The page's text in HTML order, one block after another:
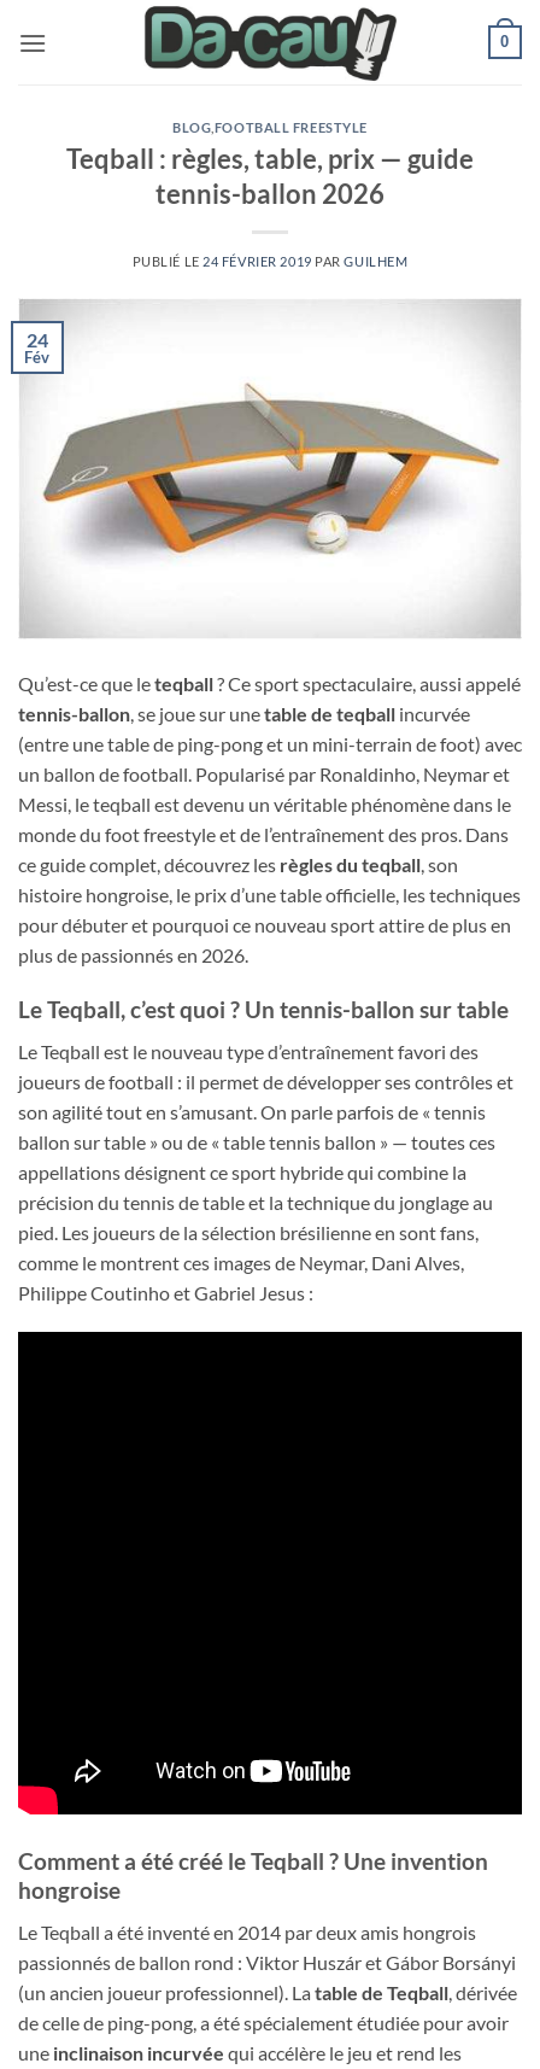
0
BLOG FOOTBALL FREESTYLE
Teqball : règles, table, prix — guide
tennis-ballon 2026
PUBLIÉ LE 24 FÉVRIER 2019 PARGUILHEM
24
Fév
Qu’est-ce que leteqball? Ce sport spectaculaire, aussi appelé
tennis-ballon, se joue sur unetable de teqball incurvée
(entre une table de ping-pong et un mini-terrain de foot) avec
un ballon de football. Popularisé par Ronaldinho, Neymar et
Messi, le teqball est devenu un véritable phénomène dans le
monde du foot freestyle et de l’entraînement des pros. Dans
ce guide complet, découvrez les règles du teqball, son
histoire hongroise, le prix d’une table officielle, les techniques
pour débuter et pourquoi ce nouveau sport attire de plus en
plus de passionnés en 2026.
Le Teqball, c’est quoi ? Un tennis-ballon sur table
Le Teqball est le nouveau type d’entraînement favori des
joueurs de football : il permet de développer ses contrôles et
son agilité tout en s’amusant. On parle parfois de « tennis
ballon sur table » ou de « table tennis ballon » — toutes ces
appellations désignent ce sport hybride qui combine la
précision du tennis de table et la technique du jonglage au
pied. Les joueurs de la sélection brésilienne en sont fans,
comme le montrent ces images de Neymar, Dani Alves,
Philippe Coutinho et Gabriel Jesus :
Comment a été créé le Teqball ? Une invention
hongroise
Le Teqball a été inventé en 2014 par deux amis hongrois
passionnés de ballon rond : Viktor Huszár et Gábor Borsányi
(un ancien joueur professionnel). La table de Teqball , dérivée
de celle de ping-pong, a été spécialement étudiée pour avoir
une inclinaison incurvée qui accélère le jeu et rend les